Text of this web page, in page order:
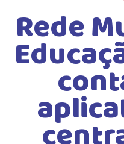
CALENDÁRIO
GUIA DA FAMÍLIA
BOLETOS
Rede